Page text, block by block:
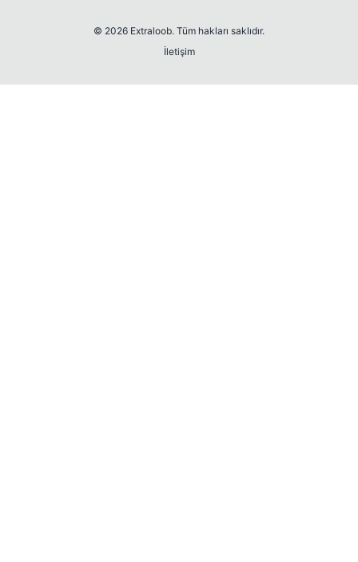
© 2026 Extraloob. Tüm hakları saklıdır.
İletişim